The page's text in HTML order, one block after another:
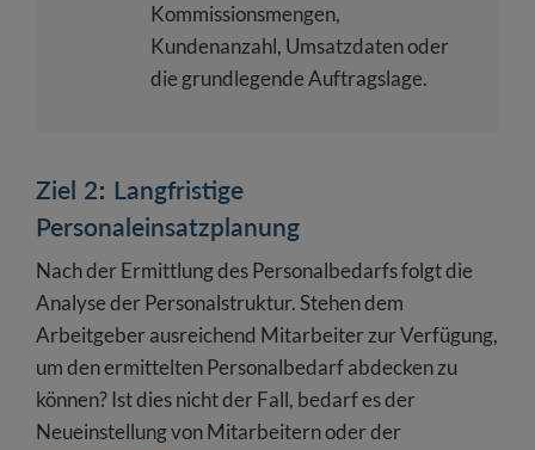
Kommissionsmengen,
Kundenanzahl, Umsatzdaten oder
die grundlegende Auftragslage.
Ziel 2: Langfristige
Personaleinsatzplanung
Nach der Ermittlung des Personalbedarfs folgt die
Analyse der Personalstruktur. Stehen dem
Arbeitgeber ausreichend Mitarbeiter zur Verfügung,
um den ermittelten Personalbedarf abdecken zu
können? Ist dies nicht der Fall, bedarf es der
Neueinstellung von Mitarbeitern oder der